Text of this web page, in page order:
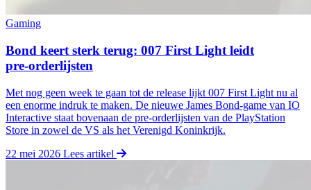
Gaming
Bond keert sterk terug: 007 First Light leidt
pre‑orderlijsten
Met nog geen week te gaan tot de release lijkt 007 First Light nu al
een enorme indruk te maken. De nieuwe James Bond‑game van IO
Interactive staat bovenaan de pre‑orderlijsten van de PlayStation
Store in zowel de VS als het Verenigd Koninkrijk.
22 mei 2026 Lees artikel